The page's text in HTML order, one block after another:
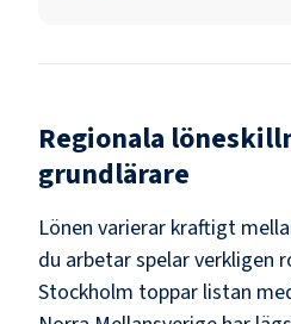
Regionala
grundlärare
Lönen varierar kraftigt
du arbetar spelar verkligen
Stockholm toppar listan